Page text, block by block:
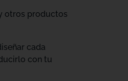
otros productos
cada
con tu